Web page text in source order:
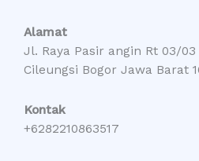
Alamat
Jl. Raya Pasir angin Rt 03/
Cileungsi Bogor Jawa Barat
Kontak
+6282210863517